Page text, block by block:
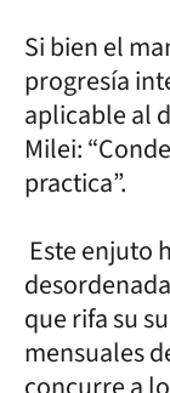
Si bien el
progresía
aplicable al
Milei:
practica”.
Este enjuto
que rifa su
mensuales